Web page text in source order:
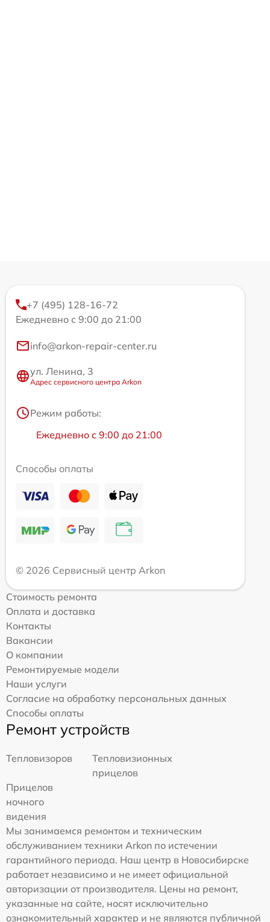
+7 (495) 128-16-72
Ежедневно с 9:00 до 21:00
info@arkon-repair-center.ru
ул. Ленина, 3
Адрес сервисного центра Arkon
Режим работы:
Ежедневно с 9:00 до 21:00
Способы оплаты
© 2026 Сервисный центр Arkon
Стоимость ремонта
Оплата и доставка
Контакты
Вакансии
О компании
Ремонтируемые модели
Наши услуги
Согласие на обработку персональных данных
Способы оплаты
Ремонт устройств
Тепловизоров
Тепловизионных
прицелов
Прицелов
ночного
видения
Мы занимаемся ремонтом и техническим
обслуживанием техники Arkon по истечении
гарантийного периода. Наш центр в Новосибирске
работает независимо и не имеет официальной
авторизации от производителя. Цены на ремонт,
указанные на сайте, носят исключительно
ознакомительный характер и не являются публичной